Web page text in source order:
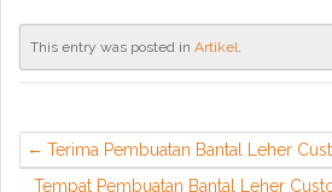
This entry was posted in Artikel.
Terima Pembuatan Bantal Leher
Tempat Pembuatan Bantal Leher